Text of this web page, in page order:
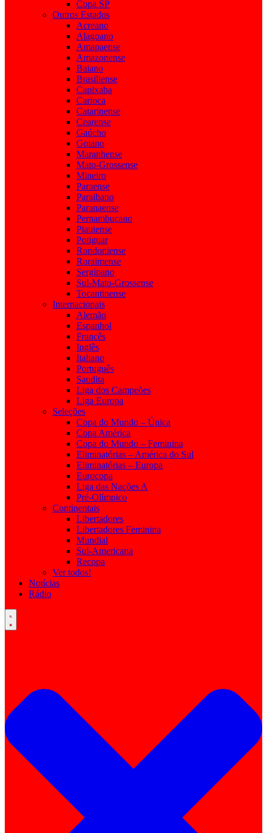
Copa SP
Outros Estados
Acreano
Alagoano
Amapaense
Amazonense
Baiano
Brasiliense
Capixaba
Carioca
Catarinense
Cearense
Gaúcho
Goiano
Maranhense
Mato-Grossense
Mineiro
Paraense
Paraibano
Paranaense
Pernambucano
Piauiense
Potiguar
Rondoniense
Roraimense
Sergipano
Sul-Mato-Grossense
Tocantinense
Internacionais
Alemão
Espanhol
Francês
Inglês
Italiano
Português
Saudita
Liga dos Campeões
Liga Europa
Seleções
Copa do Mundo – Única
Copa América
Copa do Mundo – Feminina
Eliminatórias – América do Sul
Eliminatórias – Europa
Eurocopa
Liga das Nações A
Pré-Olímpico
Continentais
Libertadores
Libertadores Feminina
Mundial
Sul-Americana
Recopa
Ver todos!
Notícias
Rádio